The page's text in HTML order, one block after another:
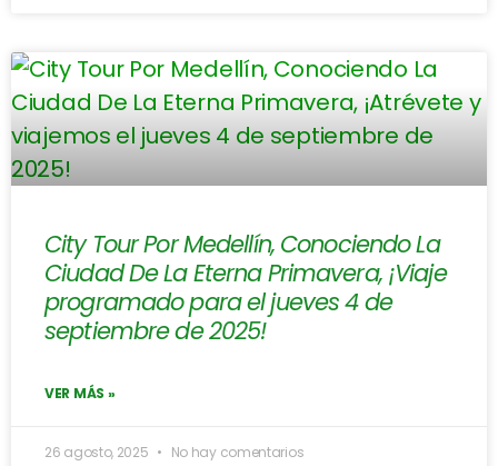
City Tour Por Medellín, Conociendo La
Ciudad De La Eterna Primavera, ¡Viaje
programado para el jueves 4 de
septiembre de 2025!
VER MÁS »
26 agosto, 2025 No hay comentarios